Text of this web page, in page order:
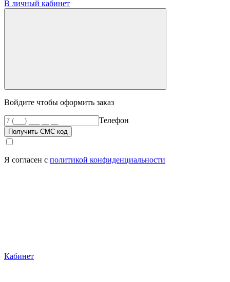
В личный кабинет
Войдите чтобы оформить заказ
Телефон
Получить СМС код
Я согласен с политикой конфиденциальности
Кабинет